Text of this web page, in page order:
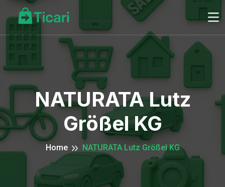
NATURATA Lutz
Größel KG
Home NATURATA Lutz Größel KG